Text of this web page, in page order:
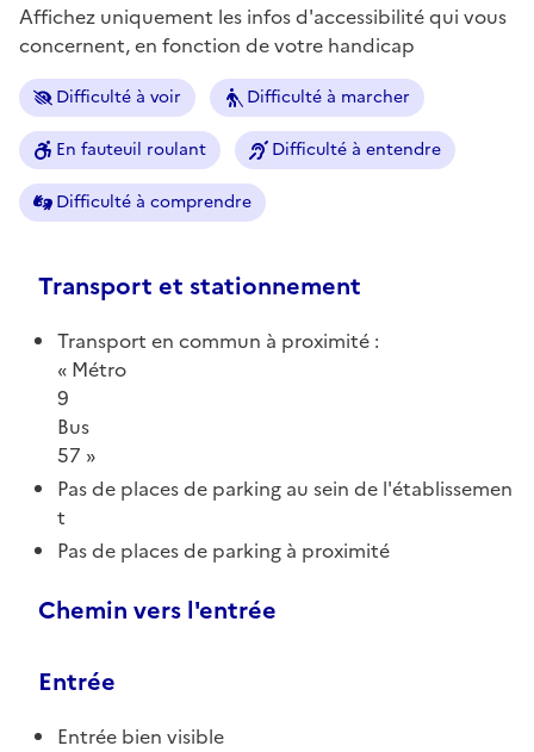
Affichez uniquement les infos d'accessibilité qui vous
concernent, en fonction de votre handicap
Difficulté à voir Difficulté à marcher
En fauteuil roulant Difficulté à entendre
Difficulté à comprendre
Transport et stationnement
Transport en commun à proximité :
Métro
9
Bus
57
Pas de places de parking au sein de l'établissemen
t
Pas de places de parking à proximité
Chemin vers l'entrée
Entrée
Entrée bien visible